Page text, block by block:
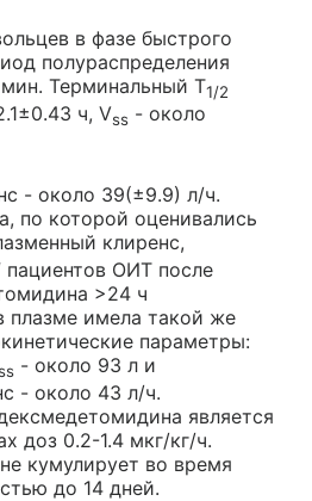
в фазе быстрого
полураспределения
Терминальный T1/2
ч, Vss - около
- около 39(±9.9) л/ч.
по которой оценивались
клиренс,
пациентов ОИТ после
>24 ч
плазме имела такой же
параметры:
- около 93 л и
- около 43 л/ч.
является
доз 0.2-1.4 мкг/кг/ч.
кумулирует во время
до 14 дней.